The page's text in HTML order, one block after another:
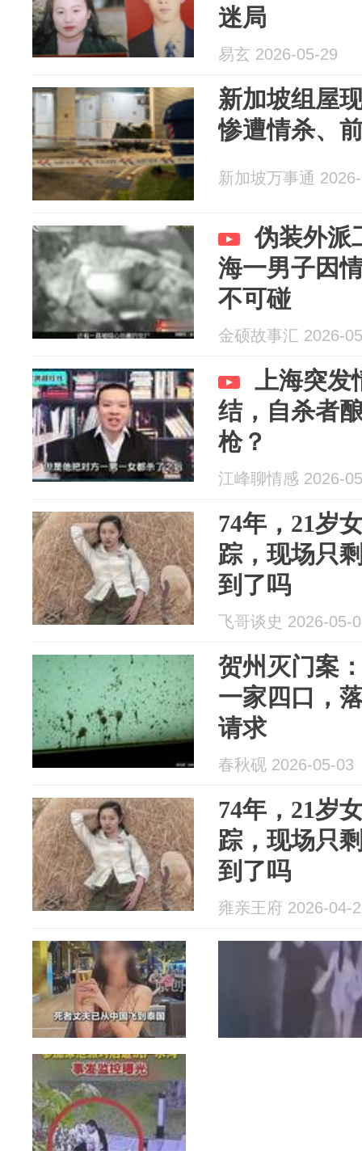
迷局
易玄 2026-05-29
新加坡组屋
惨遭情杀、
新加坡万事通
伪装外派
海一男子因
不可碰
金硕故事汇 2026-
上海突发
结，自杀者
枪？
江峰聊情感 2026-
74年，21岁
踪，现场只
到了吗
飞哥谈史 2026-05-
贺州灭门案
一家四口，
请求
春秋砚 2026-05-03
74年，21岁
踪，现场只
到了吗
雍亲王府 2026-04-